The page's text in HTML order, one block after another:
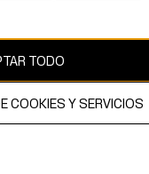
por copyright y es
TODO
COOKIES Y SERVICIOS